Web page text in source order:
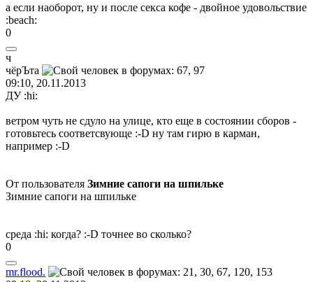
а если наоборот, ну и после секса кофе - двойное удовольствие
:beach:
0
ч
чёрЪта
09:10, 20.11.2013
ДУ :hi:
ветром чуть не сдуло на улице, кто еще в состоянии сборов -
готовьтесь соответсвующе :-D ну там гирю в карман,
например :-D
От пользователя Зимние сапоги на шпильке
Зимние сапоги на шпильке
среда :hi: когда? :-D точнее во сколько?
0
mr.flood.